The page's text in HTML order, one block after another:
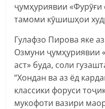
ҷумҳуриявии «Фурӯғи
тамоми кӯшишҳои
Гулафзо Пирова яке
Озмуни ҷумҳуриявии
аст» буда, соли
“Хондан ва аз ёд
классики форуси
мукофоти вазири